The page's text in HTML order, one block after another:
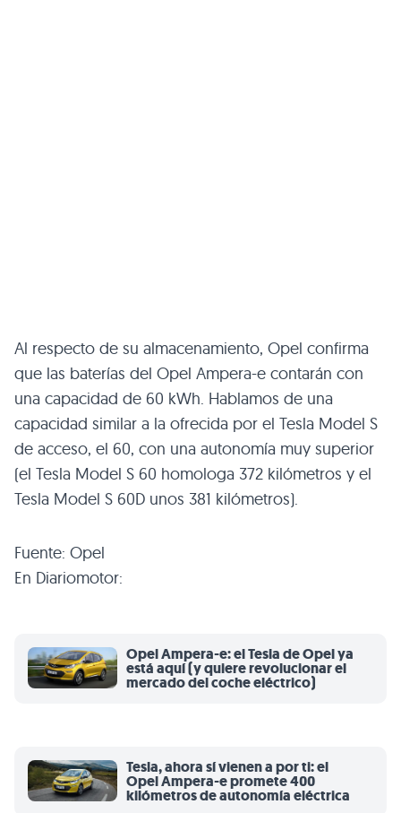
Al respecto de su almacenamiento, Opel confirma
que las baterías del Opel Ampera-e contarán con
una capacidad de 60 kWh. Hablamos de una
capacidad similar a la ofrecida por el Tesla Model S
de acceso, el 60, con una autonomía muy superior
(el Tesla Model S 60 homologa 372 kilómetros y el
Tesla Model S 60D unos 381 kilómetros).
Fuente: Opel
En Diariomotor:
Opel Ampera-e: el Tesla de Opel ya
está aquí (y quiere revolucionar el
mercado del coche eléctrico)
Tesla, ahora sí vienen a por ti: el
Opel Ampera-e promete 400
kilómetros de autonomía eléctrica